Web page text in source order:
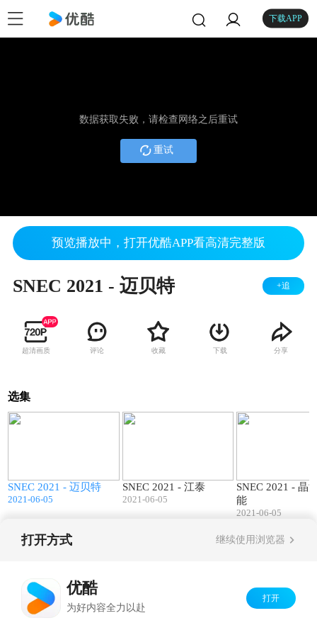
下载APP
数据获取失败，请检查网络之后重试
重试
预览播放中，打开优酷APP看高清完整版
SNEC 2021 - 迈贝特 +追
超清画质 评论 收藏 下载 分享
选集
SNEC 2021 - 迈贝特
2021-06-05
SNEC 2021 - 江泰
2021-06-05
SNEC 2021 - 晶
能
2021-06-05
打开方式 继续使用浏览器
优酷
为好内容全力以赴
打开